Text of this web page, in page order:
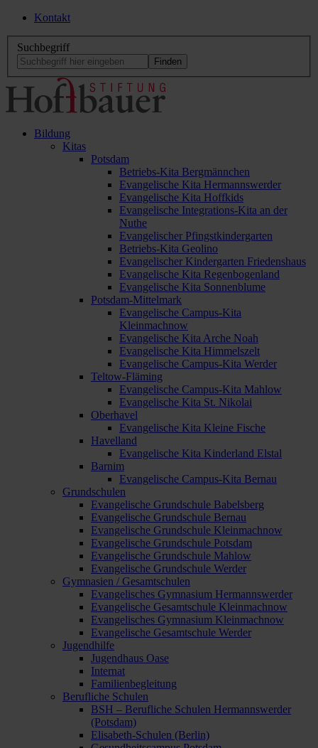
Kontakt
Suchbegriff
Bildung
Kitas
Potsdam
Betriebs-Kita Bergmännchen
Evangelische Kita Hermannswerder
Evangelische Kita Hoffkids
Evangelische Integrations-Kita an der
Nuthe
Evangelischer Pfingstkindergarten
Betriebs-Kita Geolino
Evangelischer Kindergarten Friedenshaus
Evangelische Kita Regenbogenland
Evangelische Kita Sonnenblume
Potsdam-Mittelmark
Evangelische Campus-Kita
Kleinmachnow
Evangelische Kita Arche Noah
Evangelische Kita Himmelszelt
Evangelische Campus-Kita Werder
Teltow-Fläming
Evangelische Campus-Kita Mahlow
Evangelische Kita St. Nikolai
Oberhavel
Evangelische Kita Kleine Fische
Havelland
Evangelische Kita Kinderland Elstal
Barnim
Evangelische Campus-Kita Bernau
Grundschulen
Evangelische Grundschule Babelsberg
Evangelische Grundschule Bernau
Evangelische Grundschule Kleinmachnow
Evangelische Grundschule Potsdam
Evangelische Grundschule Mahlow
Evangelische Grundschule Werder
Gymnasien / Gesamtschulen
Evangelisches Gymnasium Hermannswerder
Evangelische Gesamtschule Kleinmachnow
Evangelisches Gymnasium Kleinmachnow
Evangelische Gesamtschule Werder
Jugendhilfe
Jugendhaus Oase
Internat
Familienbegleitung
Berufliche Schulen
BSH – Berufliche Schulen Hermannswerder
(Potsdam)
Elisabeth-Schulen (Berlin)